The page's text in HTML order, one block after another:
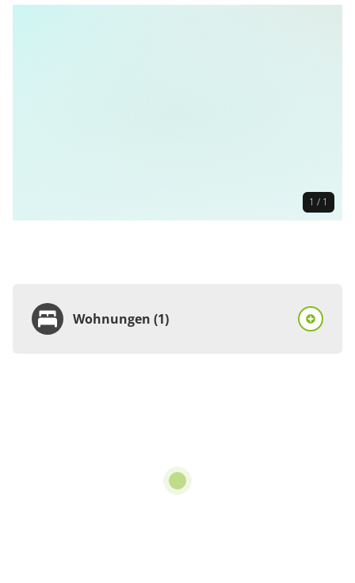
1 / 1
Wohnungen (1)
Details anzeigen